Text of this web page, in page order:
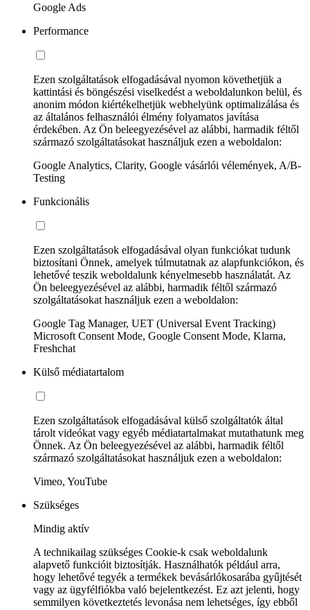
Google Ads
Performance
Ezen szolgáltatások elfogadásával nyomon követhetjük a
kattintási és böngészési viselkedést a weboldalunkon belül, és
anonim módon kiértékelhetjük webhelyünk optimalizálása és
az általános felhasználói élmény folyamatos javítása
érdekében. Az Ön beleegyezésével az alábbi, harmadik féltől
származó szolgáltatásokat használjuk ezen a weboldalon:
Google Analytics, Clarity, Google vásárlói vélemények, A/B-
Testing
Funkcionális
Ezen szolgáltatások elfogadásával olyan funkciókat tudunk
biztosítani Önnek, amelyek túlmutatnak az alapfunkciókon, és
lehetővé teszik weboldalunk kényelmesebb használatát. Az
Ön beleegyezésével az alábbi, harmadik féltől származó
szolgáltatásokat használjuk ezen a weboldalon:
Google Tag Manager, UET (Universal Event Tracking)
Microsoft Consent Mode, Google Consent Mode, Klarna,
Freshchat
Külső médiatartalom
Ezen szolgáltatások elfogadásával külső szolgáltatók által
tárolt videókat vagy egyéb médiatartalmakat mutathatunk meg
Önnek. Az Ön beleegyezésével az alábbi, harmadik féltől
származó szolgáltatásokat használjuk ezen a weboldalon:
Vimeo, YouTube
Szükséges
Mindig aktív
A technikailag szükséges Cookie-k csak weboldalunk
alapvető funkcióit biztosítják. Használhatók például arra,
hogy lehetővé tegyék a termékek bevásárlókosarába gyűjtését
vagy az ügyfélfiókba való bejelentkezést. Ez azt jelenti, hogy
semmilyen következtetés levonása nem lehetséges, így ebből